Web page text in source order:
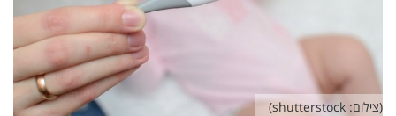
(צילום: shutterstock)